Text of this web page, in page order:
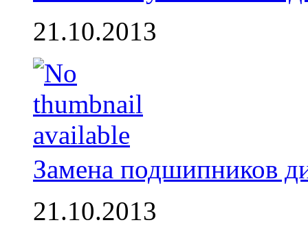
21.10.2013
Замена подшипников
21.10.2013